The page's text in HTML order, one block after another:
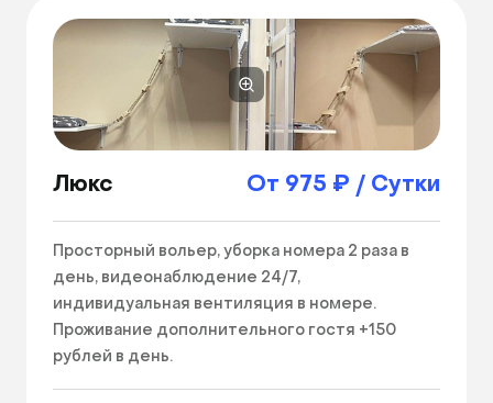
Высота номера: 3000ₘ
Гамак
Сухой корм
Люкс От 975 ₽ / Сутки
Просторный вольер, уборка номера 2 раза в
день, видеонаблюдение 24/7,
индивидуальная вентиляция в номере.
Проживание дополнительного гостя +150
рублей в день.